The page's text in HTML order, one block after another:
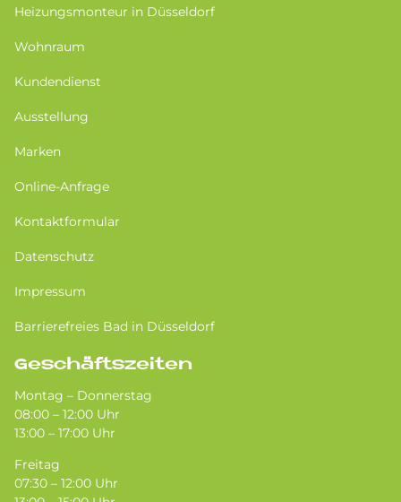
Heizungsmonteur in Düsseldorf
Wohnraum
Kundendienst
Ausstellung
Marken
Online-Anfrage
Kontaktformular
Datenschutz
Impressum
Barrierefreies Bad in Düsseldorf
Geschäftszeiten
Montag – Donnerstag
08:00 – 12:00 Uhr
13:00 – 17:00 Uhr
Freitag
07:30 – 12:00 Uhr